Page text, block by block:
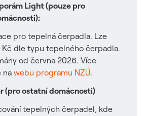
Light (pouze pro
pro tepelná čerpadla. Lze
Kč dle typu tepelného čerpadla.
od června 2026. Více
na webu programu NZÚ.
(pro ostatní domácnosti)
tepelných čerpadel, kde